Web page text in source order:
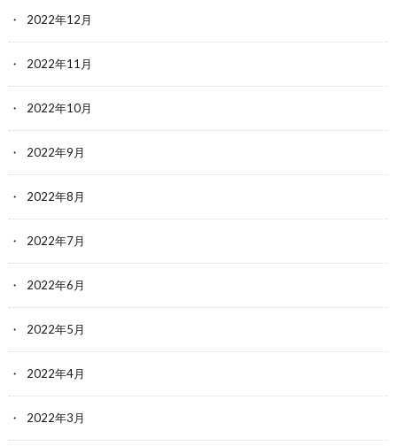
2022年12月
2022年11月
2022年10月
2022年9月
2022年8月
2022年7月
2022年6月
2022年5月
2022年4月
2022年3月